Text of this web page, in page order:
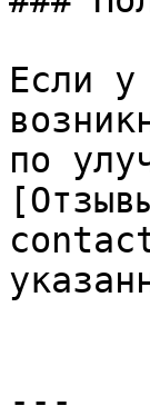
Если у
по
---